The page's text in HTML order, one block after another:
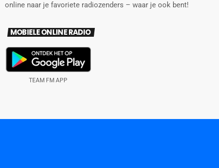
online naar je favoriete radiozenders – waar je ook bent!
MOBIELE ONLINE RADIO
TEAM FM APP